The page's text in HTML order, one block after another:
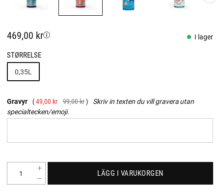
469,00 kr I lager
STØRRELSE
0,35L
Gravyr 49,00 kr 99,00 kr
Skriv in texten du vill gravera utan
specialtecken/emoji.
LÄGG I VARUKORGEN